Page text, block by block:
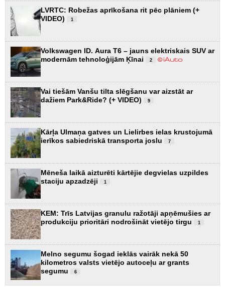
LVRTC: Robežas aprīkošana rit pēc plāniem (+
VIDEO)
1
Volkswagen ID. Aura T6 – jauns elektriskais SUV ar
modernām tehnoloģijām Ķīnai
2
Vai tiešām Vanšu tilta slēgšanu var aizstāt ar
dažiem Park&Ride? (+ VIDEO)
9
Kārļa Ulmaņa gatves un Lielirbes ielas krustojumā
ierīkos sabiedriskā transporta joslu
7
Mēneša laikā aizturēti kārtējie degvielas uzpildes
staciju apzadzēji
1
KEM: Trīs Latvijas granulu ražotāji apņēmušies ar
produkciju prioritāri nodrošināt vietējo tirgu
1
Melno segumu šogad ieklās vairāk nekā 50
kilometros valsts vietējo autoceļu ar grants
segumu
6